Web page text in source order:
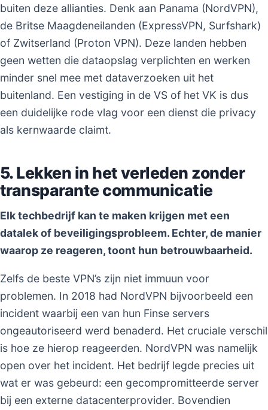
buiten deze allianties. Denk aan Panama (NordVPN),
de Britse Maagdeneilanden (ExpressVPN, Surfshark)
of Zwitserland (Proton VPN). Deze landen hebben
geen wetten die dataopslag verplichten en werken
minder snel mee met dataverzoeken uit het
buitenland. Een vestiging in de VS of het VK is dus
een duidelijke rode vlag voor een dienst die privacy
als kernwaarde claimt.
5. Lekken in het verleden zonder
transparante communicatie
Elk techbedrijf kan te maken krijgen met een
datalek of beveiligingsprobleem. Echter, de manier
waarop ze reageren, toont hun betrouwbaarheid.
Zelfs de beste VPN’s zijn niet immuun voor
problemen. In 2018 had NordVPN bijvoorbeeld een
incident waarbij een van hun Finse servers
ongeautoriseerd werd benaderd. Het cruciale verschil
is hoe ze hierop reageerden. NordVPN was namelijk
open over het incident. Het bedrijf legde precies uit
wat er was gebeurd: een gecompromitteerde server
bij een externe datacenterprovider. Bovendien